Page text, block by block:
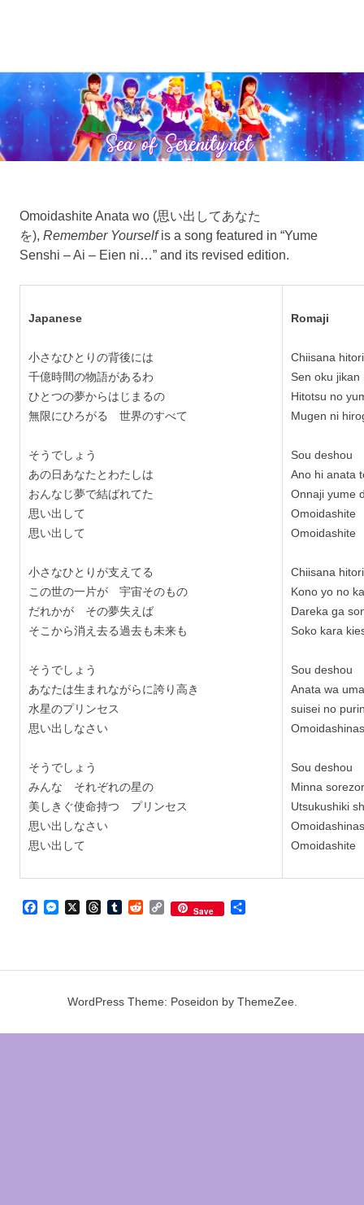
Skip
to
content
of
Serenity.Net
Moon
fansite
featuring
translations,
lyrics,
and
to
the
series!
Omoidashite Anata wo (思い出してあなた
を), Remember Yourselfis a song featured in “Yume
Senshi – Ai – Eien ni…” and its revised edition.
Japanese
小さなひとりの背後には
千億時間の物語があるわ
ひとつの夢からはじまるの
無限にひろがる 世界のすべて
そうでしょう
あの日あなたとわたしは
おんなじ夢で結ばれてた
思い出して
思い出して
小さなひとりが支えてる
この世の一片が 宇宙そのもの
だれかが その夢失えば
そこから消え去る過去も未来も
そうでしょう
あなたは生まれながらに誇り高き
水星のプリンセス
思い出しなさい
そうでしょう
みんな それぞれの星の
美しきぐ使命持つ プリンセス
思い出しなさい
思い出して
Romaji
Chiisana
Sen oku
Hitotsu no
Mugen ni
Sou deshou
Ano hi anata
Onnaji yume
Omoidashite
Omoidashite
Chiisana
Kono yo no
Dareka ga
Soko kara
Sou deshou
Anata wa
suisei no
Sou deshou
Minna
Utsukushiki
Omoidashite
Facebook
MessengerThreadsTumblrRedditCopySave
WordPress Theme: Poseidon by ThemeZee.